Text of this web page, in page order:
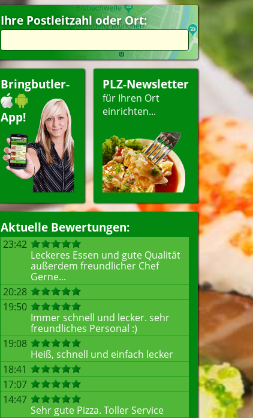
Ihre Postleitzahl oder Ort:
Bringbutler-
App!
PLZ-Newsletter
für Ihren Ort
einrichten...
Aktuelle Bewertungen:
23:42
Leckeres Essen und gute Qualität
außerdem freundlicher Chef
Gerne...
20:28
19:50
Immer schnell und lecker. sehr
freundliches Personal :)
19:08
Heiß, schnell und einfach lecker
18:41
17:07
14:47
Sehr gute Pizza. Toller Service